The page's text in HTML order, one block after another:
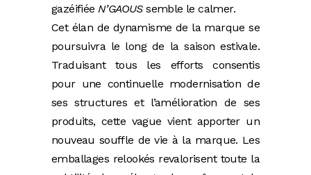
gazéifiée N’GAOUSsemble le calmer.
Cet élan de dynamisme de la marque se
poursuivra le long de la saison estivale.
Traduisant tous les efforts consentis
pour une continuelle modernisation de
ses structures et l’amélioration de ses
produits, cette vague vient apporter un
nouveau souffle de vie à la marque. Les
emballages relookés revalorisent toute la